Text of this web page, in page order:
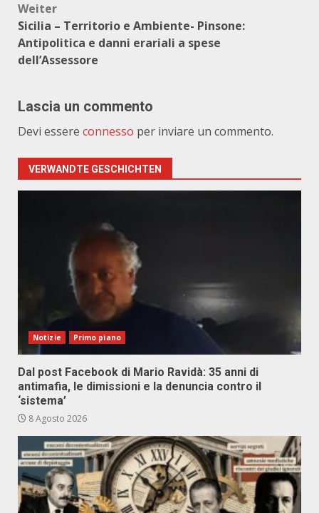
Weiter
Sicilia – Territorio e Ambiente- Pinsone:
Antipolitica e danni erariali a spese
dell’Assessore
Lascia un commento
Devi essere connesso per inviare un commento.
VERWANDTE GESCHICHTEN
Notizie Primo piano
Dal post Facebook di Mario Ravidà: 35 anni di
antimafia, le dimissioni e la denuncia contro il
‘sistema’
8 Agosto 2026